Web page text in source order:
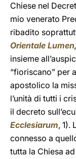
Chiese nel
mio venerato
ribadito
Orientale Lumen,
insieme
“fioriscano” per
apostolico la
l’unità di tutti i
il decreto
Ecclesiarum, 1).
connesso a
tutta la Chiesa